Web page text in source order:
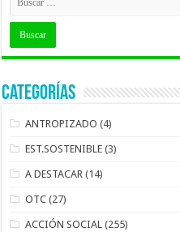
Categorías
ANTROPIZADO (4)
EST.SOSTENIBLE (3)
A DESTACAR (14)
OTC (27)
ACCIÓN SOCIAL (255)